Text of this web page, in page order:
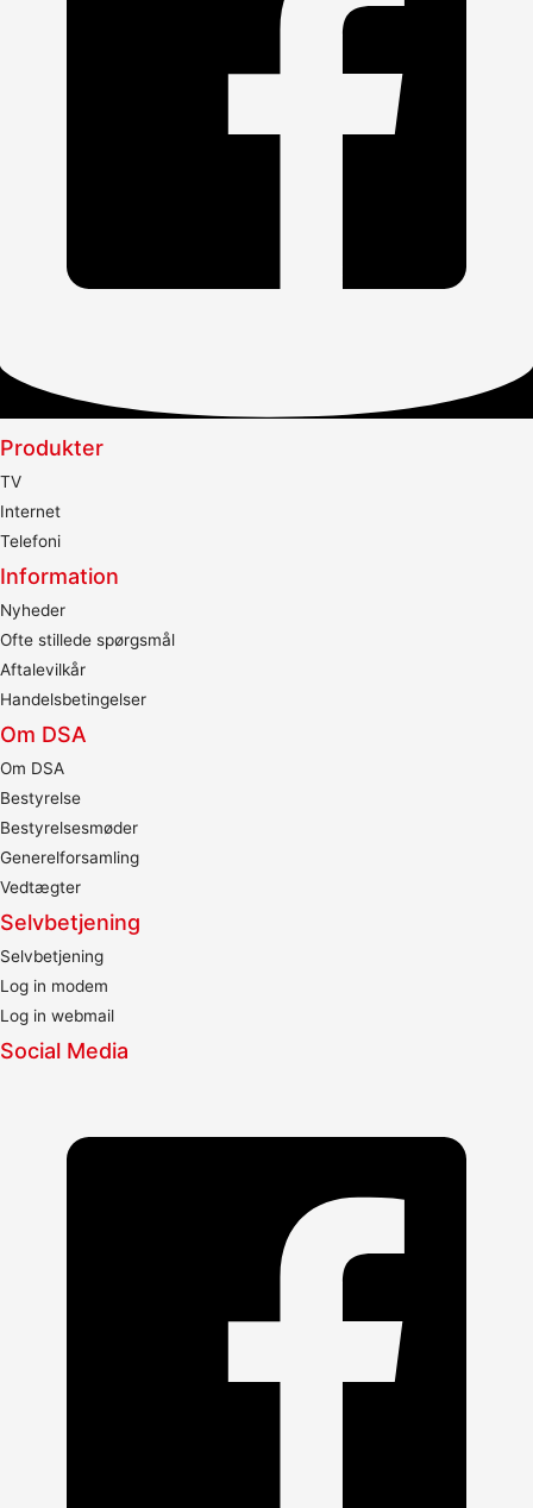
Produkter
TV
Internet
Telefoni
Information
Nyheder
Ofte stillede spørgsmål
Aftalevilkår
Handelsbetingelser
Om DSA
Om DSA
Bestyrelse
Bestyrelsesmøder
Generelforsamling
Vedtægter
Selvbetjening
Selvbetjening
Log in modem
Log in webmail
Social Media